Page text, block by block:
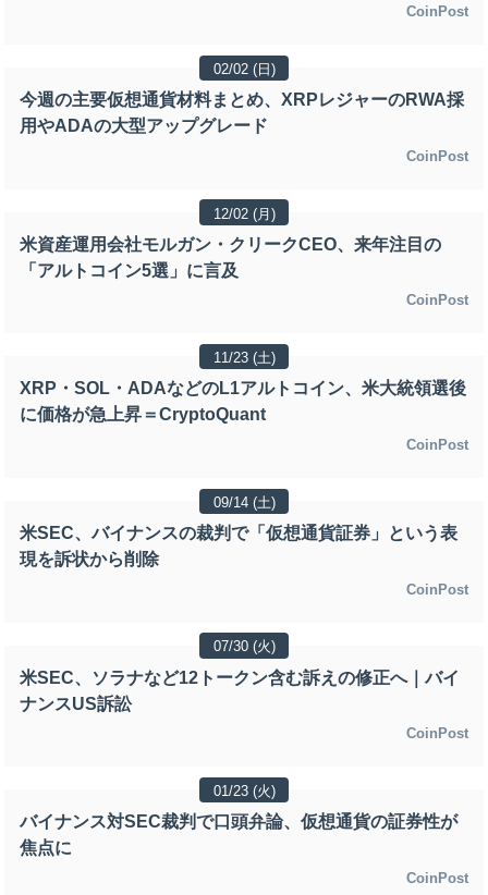
CoinPost
02/02 (日)
今週の主要仮想通貨材料まとめ、XRPレジャーのRWA採
用やADAの大型アップグレード
CoinPost
12/02 (月)
米資産運用会社モルガン・クリークCEO、来年注目の
「アルトコイン5選」に言及
CoinPost
11/23 (土)
XRP・SOL・ADAなどのL1アルトコイン、米大統領選後
に価格が急上昇＝CryptoQuant
CoinPost
09/14 (土)
米SEC、バイナンスの裁判で「仮想通貨証券」という表
現を訴状から削除
CoinPost
07/30 (火)
米SEC、ソラナなど12トークン含む訴えの修正へ｜バイ
ナンスUS訴訟
CoinPost
01/23 (火)
バイナンス対SEC裁判で口頭弁論、仮想通貨の証券性が
焦点に
CoinPost